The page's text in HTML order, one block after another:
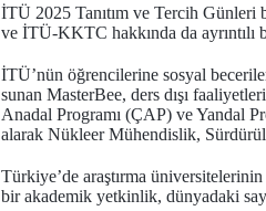
İTÜ 2025 Tanıtım ve Tercih
ve İTÜ-KKTC hakkında da ayrıntılı
İTÜ’nün öğrencilerine sosyal
sunan MasterBee, ders dışı
Anadal Programı (ÇAP) ve Yandal
alarak Nükleer Mühendislik,
Türkiye’de araştırma
bir akademik yetkinlik, dünyadaki